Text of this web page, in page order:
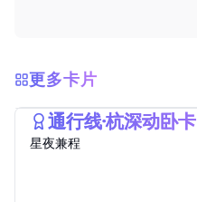
更多卡片
2025 e通卡
通行线·杭深动卧卡
星夜兼程